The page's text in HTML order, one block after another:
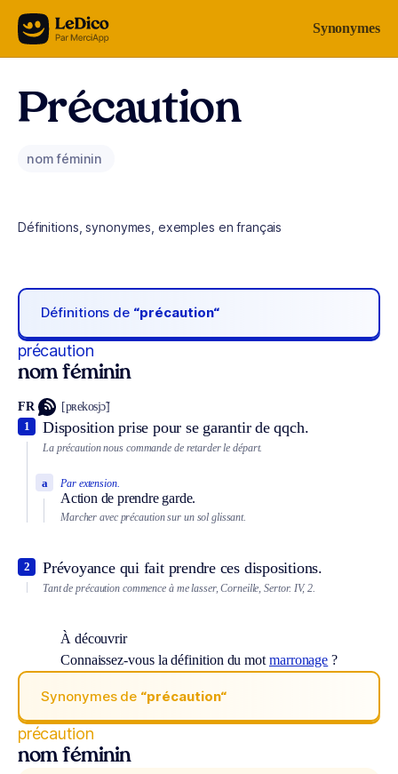
Aller au contenu Synonymes
Précaution
nom féminin
Définitions, synonymes, exemples en français
Définitions de “précaution“
précaution
nom féminin
FR [pʀekosjɔ̃]
Disposition prise pour se garantir de qqch.
1
La précaution nous commande de retarder le départ.
Par extension.
Action de prendre garde.
a
Marcher avec précaution sur un sol glissant.
Prévoyance qui fait prendre ces dispositions.
2
Tant de précaution commence à me lasser, Corneille, Sertor. IV, 2.
À découvrir
Connaissez-vous la définition du mot marronage ?
Synonymes de “précaution“
précaution
nom féminin